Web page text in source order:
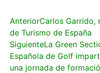
AnteriorCarlos Garrido,
de Turismo de España
SiguienteLa Green
Española de Golf
una jornada de